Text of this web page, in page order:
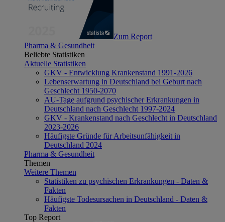
Zum Report
Pharma & Gesundheit
Beliebte Statistiken
Aktuelle Statistiken
GKV - Entwicklung Krankenstand 1991-2026
Lebenserwartung in Deutschland bei Geburt nach
Geschlecht 1950-2070
AU-Tage aufgrund psychischer Erkrankungen in
Deutschland nach Geschlecht 1997-2024
GKV - Krankenstand nach Geschlecht in Deutschland
2023-2026
Häufigste Gründe für Arbeitsunfähigkeit in
Deutschland 2024
Pharma & Gesundheit
Themen
Weitere Themen
Statistiken zu psychischen Erkrankungen - Daten &
Fakten
Häufigste Todesursachen in Deutschland - Daten &
Fakten
Top Report